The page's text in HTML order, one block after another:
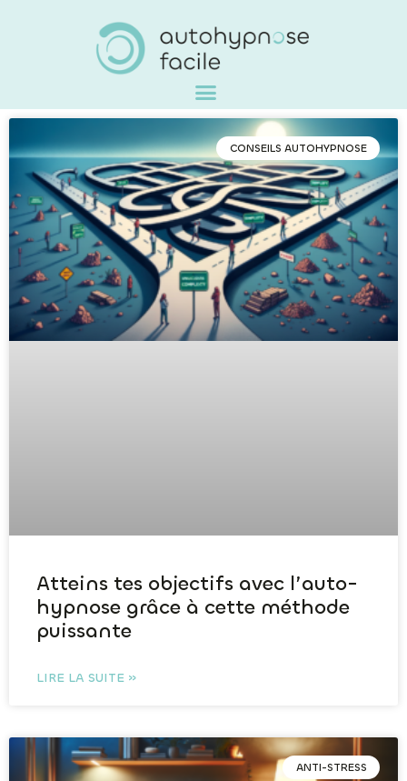
CONSEILS AUTOHYPNOSE
Atteins tes objectifs avec l’auto-
hypnose grâce à cette méthode
puissante
LIRE LA SUITE »
ANTI-STRESS